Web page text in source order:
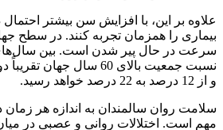
علاوه بر این، با افزایش سن بیشتر احتمال
بیماری را همزمان تجربه کنند. در سطح
نسبت جمعیت بالای 60 سال
و از 12 درصد به 22 درصد خواهد رسید.
سلامت روان سالمندان به اندازه هر زمان